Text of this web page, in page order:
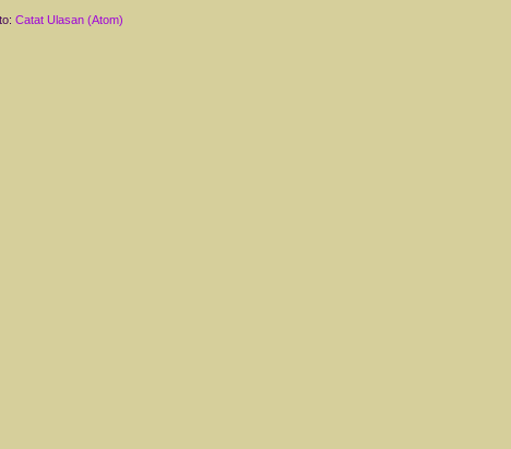
Catat Ulasan (Atom)